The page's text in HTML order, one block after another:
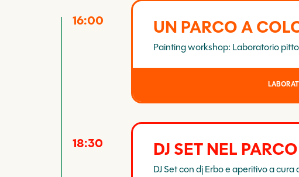
16:00 UN PARCO A
Painting workshop: Laboratorio
18:30 DJ SET NEL
DJ Set con dj Erbo e aperitivo a